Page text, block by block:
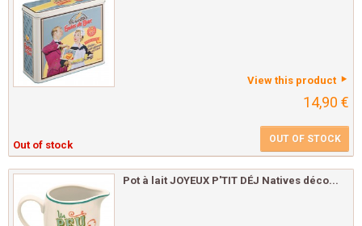
View this product
14,90 €
Out of stock OUT OF STOCK
Pot à lait JOYEUX P'TIT DÉJ Natives déco...